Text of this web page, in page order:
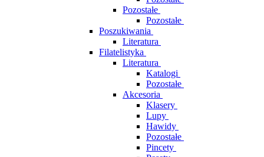
Pozostałe
Pozostałe
Poszukiwania
Literatura
Filatelistyka
Literatura
Katalogi
Pozostałe
Akcesoria
Klasery
Lupy
Hawidy
Pozostałe
Pincety